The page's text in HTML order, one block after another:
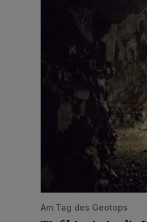
Am Tag des Geotops